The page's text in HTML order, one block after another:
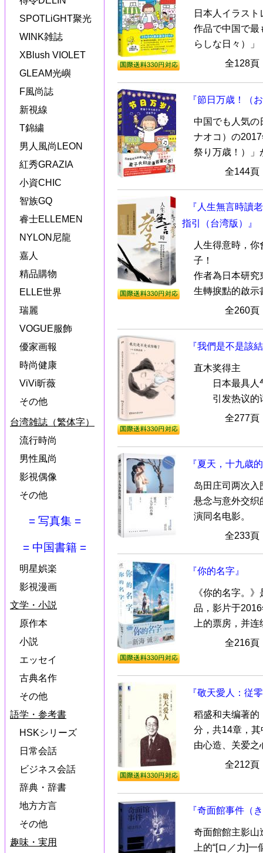
SPOTLiGHT聚光
WINK雑誌
XBlush VIOLET
GLEAM光嶼
F風尚誌
新視線
T錦繍
男人風尚LEON
紅秀GRAZIA
小資CHIC
智族GQ
睿士ELLEMEN
NYLON尼龍
嘉人
精品購物
ELLE世界
瑞麗
VOGUE服飾
優家画報
時尚健康
ViVi昕薇
その他
台湾雑誌（繁体字）
流行時尚
男性風尚
影視偶像
その他
= 写真集 =
= 中国書籍 =
明星娯楽
影視漫画
文学・小説
原作本
小説
エッセイ
古典名作
その他
語学・参考書
HSKシリーズ
日常会話
ビジネス会話
辞典・辞書
地方方言
その他
趣味・実用
日本人イラス
作品で中国で最
らしな日々）」
全128
『節日万歳！（
中国でも人気の
ナオコ）の
祭り万歳！）」
全144
『人生無言時讀
指引（台湾版）』
人生得意時，
子！
作者為日本研究
生轉捩點的啟示
全260
『我們是不是該
直木奖得主
日本最具人
引发热议的话
全277
『夏天，十九歳
岛田庄司两次入
悬念与意外交织
演同名电影。
全233
『你的名字』
《你的名字。
品，影片于
上的票房，并
全216
『敬天愛人：従
稻盛和夫编著的
分，共14章，其
由心造、关爱之
全212
『奇面館事件（
奇面館館主影山
上的“[ロ／力]